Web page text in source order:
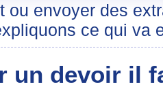
ou envoyer des
ce qui va
un devoir il